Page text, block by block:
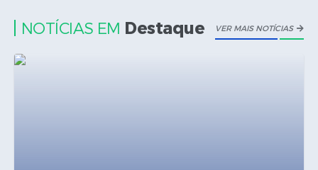
Solicitação de Remoção 2025/2026: Instituições Escolares
NOTÍCIAS EM Destaque VER MAIS NOTÍCIAS